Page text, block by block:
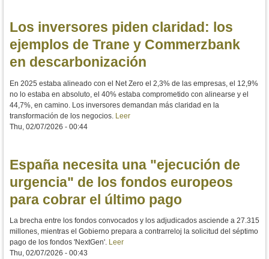
Los inversores piden claridad: los
ejemplos de Trane y Commerzbank
en descarbonización
En 2025 estaba alineado con el Net Zero el 2,3% de las empresas, el 12,9%
no lo estaba en absoluto, el 40% estaba comprometido con alinearse y el
44,7%, en camino. Los inversores demandan más claridad en la
transformación de los negocios. Leer
Thu, 02/07/2026 - 00:44
España necesita una "ejecución de
urgencia" de los fondos europeos
para cobrar el último pago
La brecha entre los fondos convocados y los adjudicados asciende a 27.315
millones, mientras el Gobierno prepara a contrarreloj la solicitud del séptimo
pago de los fondos 'NextGen'. Leer
Thu, 02/07/2026 - 00:43